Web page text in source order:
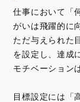
仕事において「
がいは飛躍的に
ただ与えられた
を設定し、達成
モチベーション
目標設定には「